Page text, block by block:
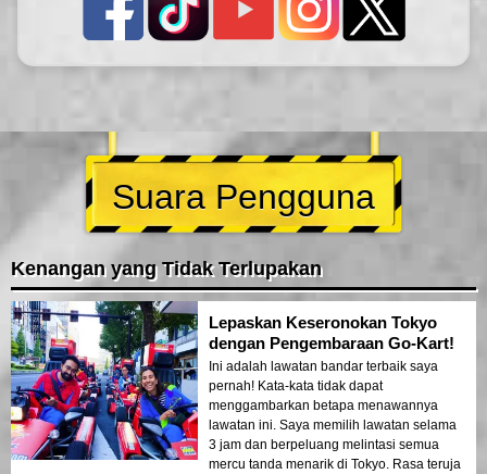
Suara Pengguna
Kenangan yang Tidak Terlupakan
Lepaskan Keseronokan Tokyo
dengan Pengembaraan Go-Kart!
Ini adalah lawatan bandar terbaik saya
pernah! Kata-kata tidak dapat
menggambarkan betapa menawannya
lawatan ini. Saya memilih lawatan selama
3 jam dan berpeluang melintasi semua
mercu tanda menarik di Tokyo. Rasa teruja